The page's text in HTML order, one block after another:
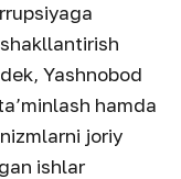
Yashnobod
hamda
joriy
ishlar